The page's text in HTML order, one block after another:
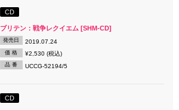
CD
ブリテン：戦争レクイエム [SHM-CD]
発売日 2019.07.24
価 格 ¥2,530 (税込)
品 番 UCCG-52194/5
CD